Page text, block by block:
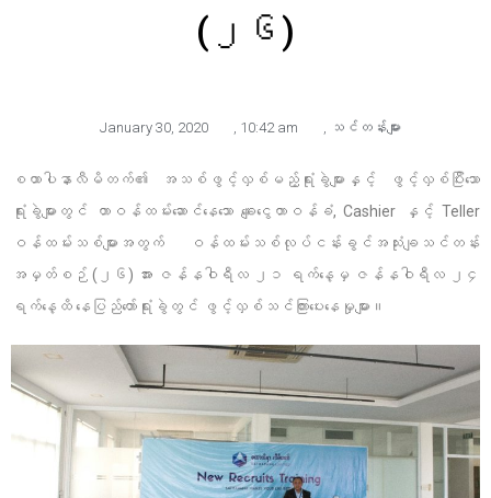
(၂၆)
January 30, 2020 10:42 am သင်တန်းများ
စထာပါနာလီမိတက်၏ အသစ်ဖွင့်လှစ်မည့်ရုံးခွဲများနှင့် ဖွင့်လှစ်ပြီးသော
ရုံးခွဲများတွင် တာဝန်ထမ်းဆောင်နေသော ချေးငွေတာဝန်ခံ, Cashier နှင့် Teller
ဝန်ထမ်းသစ်များအတွက် ဝန်ထမ်းသစ်လုပ်ငန်းခွင်အသုံးချသင်တန်း
အမှတ်စဉ် (၂၆) အား ဇန်နဝါရီလ ၂၁ ရက်နေ့မှ ဇန်နဝါရီလ ၂၄
ရက်နေ့ထိ နေပြည်တော်ရုံးခွဲတွင် ဖွင့်လှစ်သင်ကြားပေးနေမှုများ။